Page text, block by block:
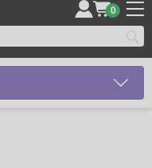
0